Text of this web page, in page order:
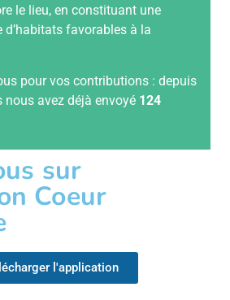
le lieu, en constituant une
favorables à la
pour vos contributions : depuis
nous avez déjà envoyé 124
sur
Coeur
l'application